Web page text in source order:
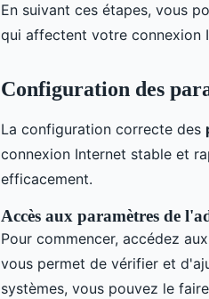
En suivant ces étapes, vous
qui affectent votre connexion
Configuration des
La configuration correcte des
connexion Internet stable et
efficacement.
Accès aux paramètres de
Pour commencer, accédez aux
vous permet de vérifier et
systèmes, vous pouvez le